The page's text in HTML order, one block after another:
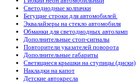
Светодиодные колпачки
Бегущие строки для автомобилей.
Эквалайзеры на стекло автомобиля
Обманки для светодиодных автоламп
Дополнительные стоп-сигналы
Повторители указателей поворота
Дополнительные габариты
Светящиеся крышки на ступицы (диски)
Накладки на капот
Детские автокресла